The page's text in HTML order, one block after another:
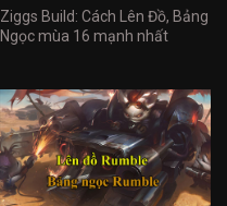
Ziggs Build: Cách Lên Đồ, Bảng
Ngọc mùa 16 mạnh nhất